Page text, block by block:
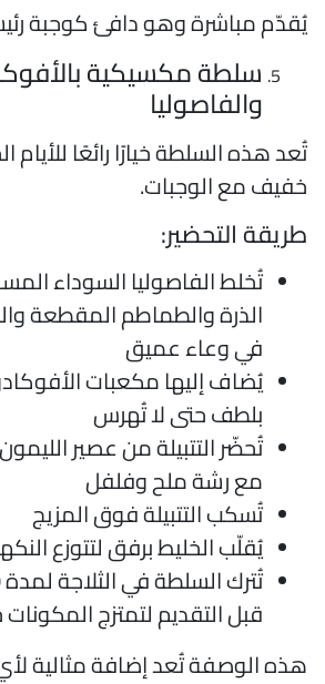
مباشرة وهو دافئ كوجبة
سلطة مكسيكية
والفاصوليا
هذه السلطة خيارًا رائعًا للأيام
مع الوجبات.
التحضير:
تُخلط الفاصوليا السوداء
الذرة والطماطم المقطعة
في وعاء عميق
يُضاف إليها مكعبات الأفوكادو
بلطف حتى لا تُهرس
تُحضّر التتبيلة من عصير الليمون
مع رشة ملح وفلفل
تُسكب التتبيلة فوق المزيج
يُقلّب الخليط برفق لتتوزع
قبل التقديم لتمتزج المكونات
الوصفة تُعد إضافة مثالية